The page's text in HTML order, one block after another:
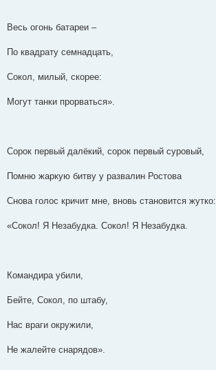
Весь огонь батареи –
По квадрату семнадцать,
Сокол, милый, скорее:
Могут танки прорваться».
Сорок первый далёкий, сорок первый суровый,
Помню жаркую битву у развалин Ростова
Снова голос кричит мне, вновь становится жутко:
«Сокол! Я Незабудка. Сокол! Я Незабудка.
Командира убили,
Бейте, Сокол, по штабу,
Нас враги окружили,
Не жалейте снарядов».